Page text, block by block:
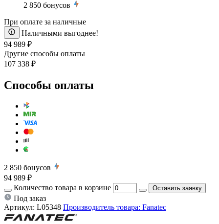
2 850 бонусов
При оплате за наличные
Наличными выгоднее!
94 989 ₽
Другие способы оплаты
107 338 ₽
Способы оплаты
2 850 бонусов
94 989 ₽
Количество товара в корзине
Оставить заявку
Под заказ
Артикул: L05348 Производитель товара: Fanatec